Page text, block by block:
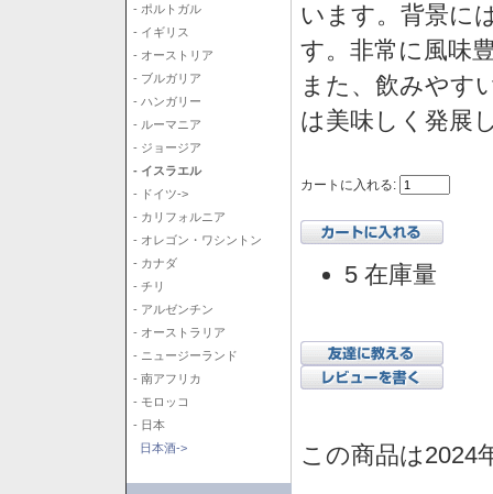
- ポルトガル
- イギリス
- オーストリア
- ブルガリア
- ハンガリー
- ルーマニア
- ジョージア
- イスラエル
- ドイツ->
- カリフォルニア
- オレゴン・ワシントン
- カナダ
- チリ
- アルゼンチン
- オーストラリア
- ニュージーランド
- 南アフリカ
- モロッコ
- 日本
日本酒->
います。背景に
す。非常に風味
また、飲みやす
は美味しく発展
カートに入れる:
5 在庫量
この商品は2024